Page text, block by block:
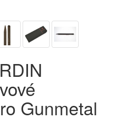
Gunmetal